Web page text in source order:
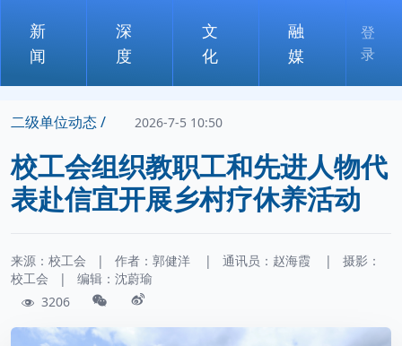
新
闻
深
度
文
化
融
媒
登
录
二级单位动态 / 2026-7-5 10:50
校工会组织教职工和先进人物代
表赴信宜开展乡村疗休养活动
来源：校工会 | 作者： 郭健洋 | 通讯员： 赵海霞 |
摄影：
校工会
|
编辑：沈蔚瑜
3206